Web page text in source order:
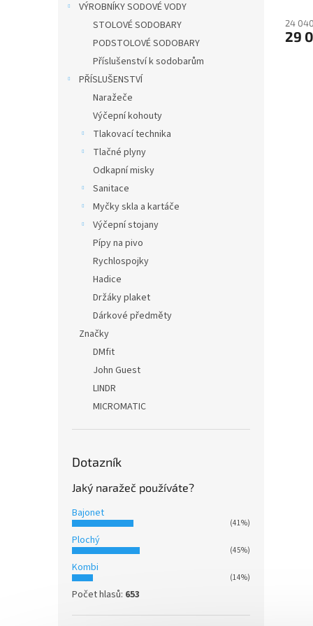
VÝROBNÍKY SODOVÉ VODY
STOLOVÉ SODOBARY
PODSTOLOVÉ SODOBARY
Příslušenství k sodobarům
PŘÍSLUŠENSTVÍ
Naražeče
Výčepní kohouty
Tlakovací technika
Tlačné plyny
Odkapní misky
Sanitace
Myčky skla a kartáče
Výčepní stojany
Pípy na pivo
Rychlospojky
Hadice
Držáky plaket
Dárkové předměty
Značky
DMfit
John Guest
LINDR
MICROMATIC
Dotazník
Jaký naražeč používáte?
Bajonet
(41%)
Plochý
(45%)
Kombi
(14%)
Počet hlasů: 653
24
29